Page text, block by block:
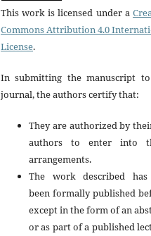
This work is licensed under a
Commons Attribution 4.0
License.
In submitting the manuscript
journal, the authors certify that:
They are authorized by
authors to enter into
arrangements.
The work described
been formally published
except in the form of an
or as part of a published